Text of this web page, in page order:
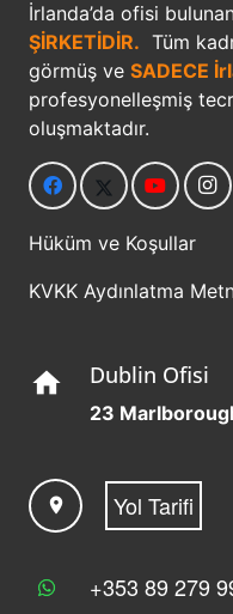
İrlanda’da ofisi
ŞİRKETİDİR. Tüm
görmüş ve SADECE
profesyonelleşmiş
oluşmaktadır.
Hüküm ve Koşullar
KVKK Aydınlatma
home Dublin Ofisi
23
location_on Yol Tarifi
+353 89 279